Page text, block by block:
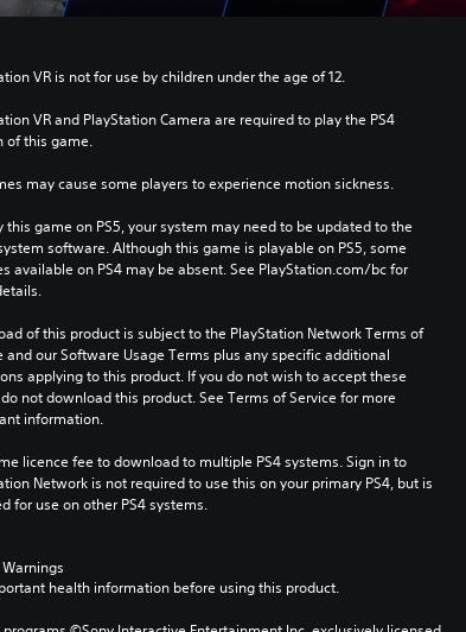
VR is not for use by children under the age of 12.
VR and PlayStation Camera are required to play the PS4
of this game.
may cause some players to experience motion sickness.
this game on PS5, your system may need to be updated to the
software. Although this game is playable on PS5, some
available on PS4 may be absent. See PlayStation.com/bc for
of this product is subject to the PlayStation Network Terms of
and our Software Usage Terms plus any specific additional
applying to this product. If you do not wish to accept these
not download this product. See Terms of Service for more
information.
licence fee to download to multiple PS4 systems. Sign in to
Network is not required to use this on your primary PS4, but is
for use on other PS4 systems.
health information before using this product.